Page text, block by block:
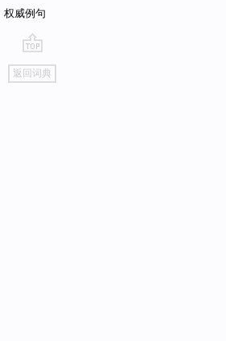
权威例句
go
top
返回词典